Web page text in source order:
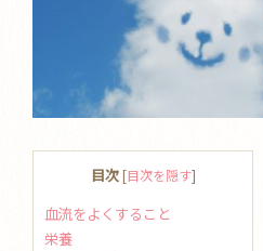
目次 [目次を隠す]
血流をよくすること
栄養